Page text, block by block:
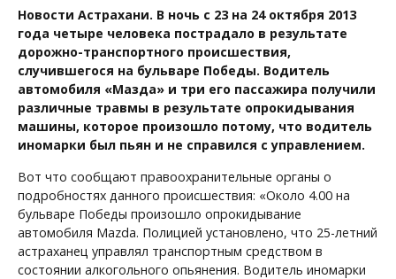
Новости Астрахани. В ночь с 23 на 24 октября 2013
года четыре человека пострадало в результате
дорожно-транспортного происшествия,
случившегося на бульваре Победы. Водитель
автомобиля «Мазда» и три его пассажира получили
различные травмы в результате опрокидывания
машины, которое произошло потому, что водитель
иномарки был пьян и не справился с управлением.
Вот что сообщают правоохранительные органы о
подробностях данного происшествия: «Около 4.00 на
бульваре Победы произошло опрокидывание
автомобиля Mazda. Полицией установлено, что 25-летний
астраханец управлял транспортным средством в
состоянии алкогольного опьянения. Водитель иномарки